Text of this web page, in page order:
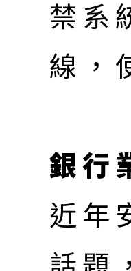
禁系
線，
銀行
近年